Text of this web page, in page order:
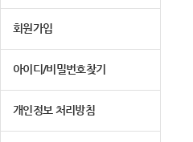
회원가입
아이디/비밀번호찾기
개인정보 처리방침